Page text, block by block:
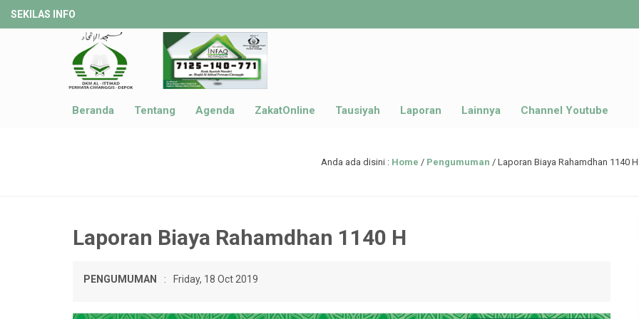
SEKILAS INFO
Beranda Tentang Agenda ZakatOnline Tausiyah Laporan Lainnya Channel Youtube
Anda ada disini : Home / Pengumuman / Laporan Biaya Rahamdhan 1140 H
Laporan Biaya Rahamdhan 1140 H
PENGUMUMAN : Friday, 18 Oct 2019